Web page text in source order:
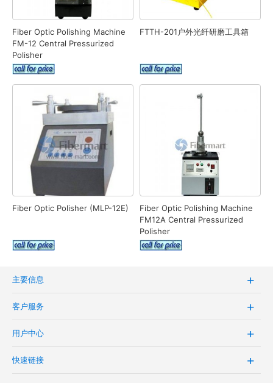
Fiber Optic Polishing Machine
FM-12 Central Pressurized
Polisher
FTTH-201户外光纤研磨工具箱
Fiber Optic Polisher (MLP-12E)
Fiber Optic Polishing Machine
FM12A Central Pressurized
Polisher
主要信息
客户服务
用户中心
快速链接